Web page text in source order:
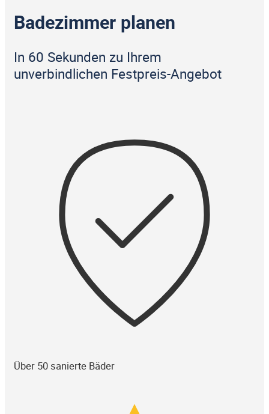
Badezimmer planen
In 60 Sekunden zu Ihrem
unverbindlichen Festpreis-Angebot
Über 50 sanierte Bäder